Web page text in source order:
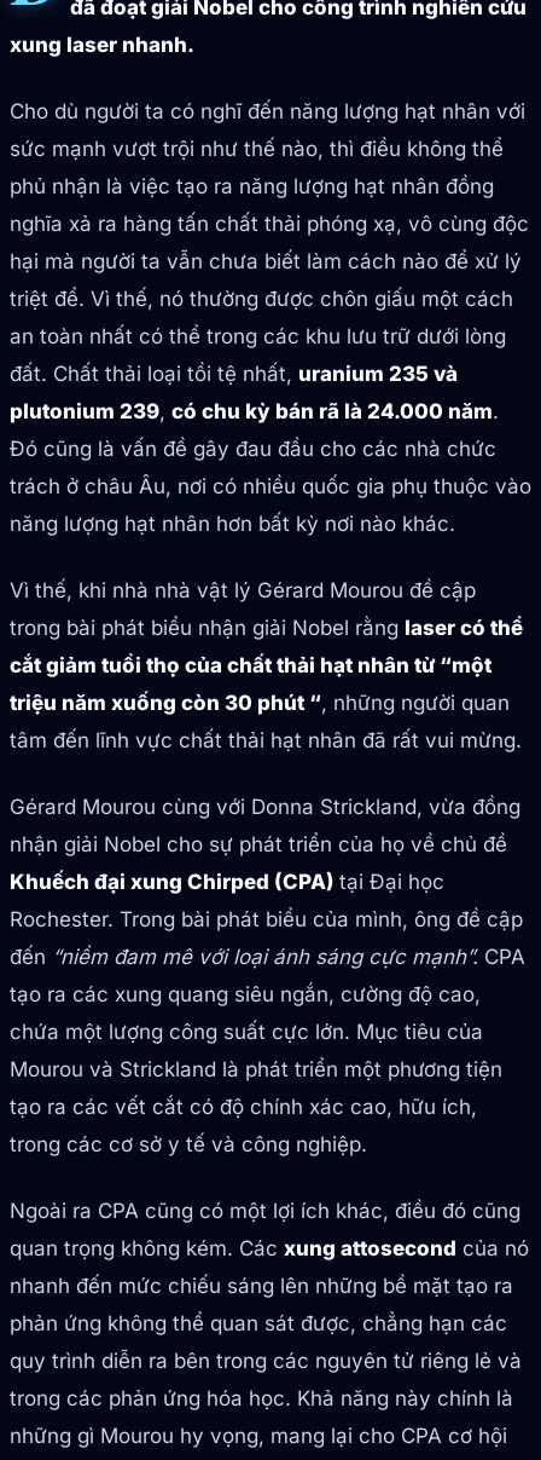
đã đoạt giải Nobel cho công trình nghiên cứu
xung laser nhanh.
Cho dù người ta có nghĩ đến năng lượng hạt nhân với
sức mạnh vượt trội như thế nào, thì điều không thể
phủ nhận là việc tạo ra năng lượng hạt nhân đồng
nghĩa xả ra hàng tấn chất thải phóng xạ, vô cùng độc
hại mà người ta vẫn chưa biết làm cách nào để xử lý
triệt để. Vì thế, nó thường được chôn giấu một cách
an toàn nhất có thể trong các khu lưu trữ dưới lòng
đất. Chất thải loại tồi tệ nhất, uranium 235 và
plutonium 239, có chu kỳ bán rã là 24.000 năm.
Đó cũng là vấn đề gây đau đầu cho các nhà chức
trách ở châu Âu, nơi có nhiều quốc gia phụ thuộc vào
năng lượng hạt nhân hơn bất kỳ nơi nào khác.
Vì thế, khi nhà nhà vật lý Gérard Mourou đề cập
trong bài phát biểu nhận giải Nobel rằng laser có thể
cắt giảm tuổi thọ của chất thải hạt nhân từ “một
triệu năm xuống còn 30 phút “, những người quan
tâm đến lĩnh vực chất thải hạt nhân đã rất vui mừng.
Gérard Mourou cùng với Donna Strickland, vừa đồng
nhận giải Nobel cho sự phát triển của họ về chủ đề
Khuếch đại xung Chirped (CPA) tại Đại học
Rochester. Trong bài phát biểu của mình, ông đề cập
đến “niềm đam mê với loại ánh sáng cực mạnh”. CPA
tạo ra các xung quang siêu ngắn, cường độ cao,
chứa một lượng công suất cực lớn. Mục tiêu của
Mourou và Strickland là phát triển một phương tiện
tạo ra các vết cắt có độ chính xác cao, hữu ích,
trong các cơ sở y tế và công nghiệp.
Ngoài ra CPA cũng có một lợi ích khác, điều đó cũng
quan trọng không kém. Các xung attosecond của nó
nhanh đến mức chiếu sáng lên những bề mặt tạo ra
phản ứng không thể quan sát được, chẳng hạn các
quy trình diễn ra bên trong các nguyên tử riêng lẻ và
trong các phản ứng hóa học. Khả năng này chính là
những gì Mourou hy vọng, mang lại cho CPA cơ hội